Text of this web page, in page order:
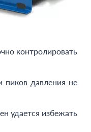
контролировать
пиков давления не
удается избежать